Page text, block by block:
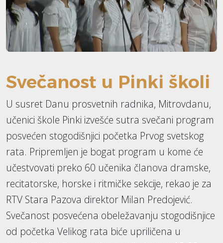
Svečanost u Pinki školi
U susret Danu prosvetnih radnika, Mitrovdanu,
učenici škole Pinki izvešće sutra svečani program
posvećen stogodišnjici početka Prvog svetskog
rata. Pripremljen je bogat program u kome će
učestvovati preko 60 učenika članova dramske,
recitatorske, horske i ritmičke sekcije, rekao je za
RTV Stara Pazova direktor Milan Predojević.
Svečanost posvećena obeležavanju stogodišnjice
od početka Velikog rata biće upriličena u